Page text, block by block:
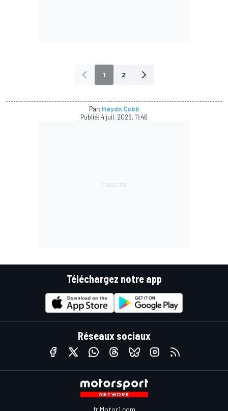
1 2
Par: Haydn Cobb
Publié: 4 juil. 2026, 11:46
Téléchargez notre app
Réseaux sociaux